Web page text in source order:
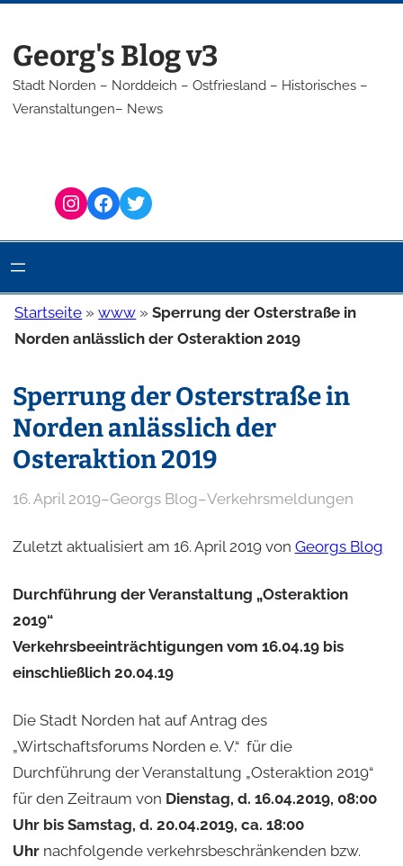
springen
Georg's Blog v3
Stadt Norden – Norddeich – Ostfriesland – Historisches –
Veranstaltungen– News
Instagram Facebook Twitter
Startseite »www »Sperrung der Osterstraße in
Norden anlässlich der Osteraktion 2019
Sperrung der Osterstraße in
Norden anlässlich der
Osteraktion 2019
16. April 2019–Georgs Blog–Verkehrsmeldungen
Zuletzt aktualisiert am 16. April 2019 von Georgs Blog
Durchführung der Veranstaltung „Osteraktion
2019“
Verkehrsbeeinträchtigungen vom 16.04.19 bis
einschließlich 20.04.19
Die Stadt Norden hat auf Antrag des
„Wirtschaftsforums Norden e. V.“ für die
Durchführung der Veranstaltung „Osteraktion 2019“
für den Zeitraum von Dienstag, d. 16.04.2019, 08:00
Uhr bis Samstag, d. 20.04.2019, ca. 18:00
Uhrnachfolgende verkehrsbeschränkenden bzw.